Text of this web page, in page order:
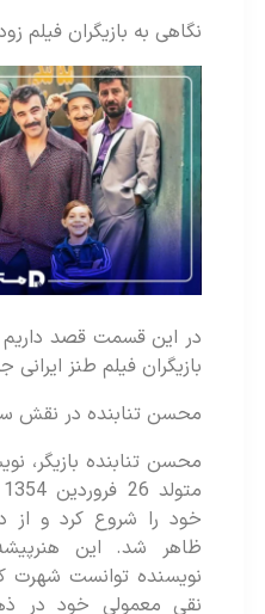
نگاهی به بازیگران فیلم زودپز
در این قسمت قصد داریم تا
بازیگران فیلم طنز ایرانی
محسن تنابنده در نقش سیروس
محسن تنابنده بازیگر،
متولد 26
خود را شروع کرد و از دهه
ظاهر شد. این هنرپیشه
نویسنده توانست شهرت کسب
نقی معمولی خود در ذهن